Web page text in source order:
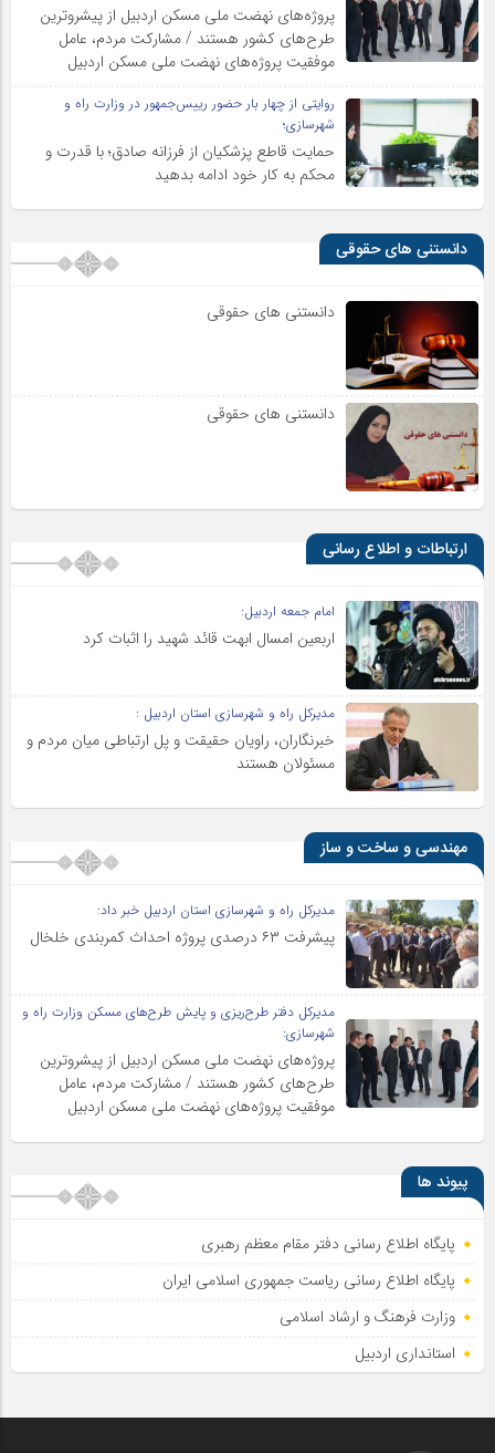
پروژه‌های نهضت ملی مسکن اردبیل از پیشروترین
طرح‌های کشور هستند / مشارکت مردم، عامل
موفقیت پروژه‌های نهضت ملی مسکن اردبیل
روایتی از چهار بار حضور رییس‌جمهور در وزارت راه و
شهرسازی؛
حمایت قاطع پزشکیان از فرزانه صادق؛ با قدرت و
محکم به کار خود ادامه بدهید
دانستنی های حقوقی
دانستنی های حقوقی
دانستنی های حقوقی
ارتباطات و اطلاع رسانی
امام جمعه اردبیل:
اربعین امسال ابهت قائد شهید را اثبات کرد
مدیرکل راه و شهرسازی استان اردبیل :
خبرنگاران، راویان حقیقت و پل ارتباطی میان مردم و
مسئولان هستند
مهندسی و ساخت و ساز
مدیرکل راه و شهرسازی استان اردبیل خبر داد:
پیشرفت ۶۳ درصدی پروژه احداث کمربندی خلخال
مدیرکل دفتر طرح‌ریزی و پایش طرح‌های مسکن وزارت راه و
شهرسازی:
پروژه‌های نهضت ملی مسکن اردبیل از پیشروترین
طرح‌های کشور هستند / مشارکت مردم، عامل
موفقیت پروژه‌های نهضت ملی مسکن اردبیل
پیوند ها
پایگاه اطلاع رسانی دفتر مقام معظم رهبری
پایگاه اطلاع‌ رسانی ریاست‌ جمهوری اسلامی ایران
وزارت فرهنگ و ارشاد اسلامی
استانداری اردبیل